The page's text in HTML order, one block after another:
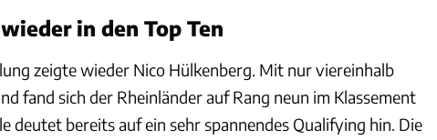
in den Top Ten
zeigte wieder Nico Hülkenberg. Mit nur viereinhalb
fand sich der Rheinländer auf Rang neun im Klassement
deutet bereits auf ein sehr spannendes Qualifying hin. Die